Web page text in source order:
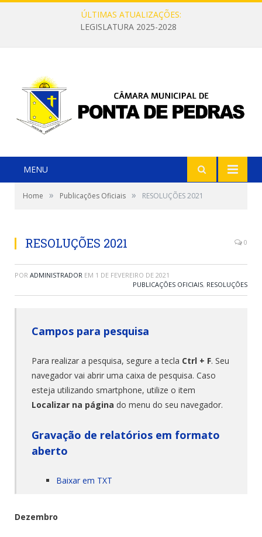
ÚLTIMAS ATUALIZAÇÕES:
LEGISLATURA 2025-2028
MENU
Home » Publicações Oficiais » RESOLUÇÕES 2021
RESOLUÇÕES 2021 0
POR ADMINISTRADOR EM 1 DE FEVEREIRO DE 2021
PUBLICAÇÕES OFICIAIS, RESOLUÇÕES
Campos para pesquisa
Para realizar a pesquisa, segure a tecla Ctrl + F. Seu
navegador vai abrir uma caixa de pesquisa. Caso
esteja utilizando smartphone, utilize o item
Localizar na página do menu do seu navegador.
Gravação de relatórios em formato
aberto
Baixar em TXT
Dezembro